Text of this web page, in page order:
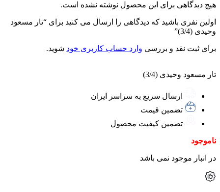
هیچ دیدگاهی برای این محصول نوشته نشده است.
اولین نفری باشید که دیدگاهی را ارسال می کنید برای “تار مسعود
وحیدی (3/4)”
برای ثبت نقد و بررسی وارد حساب کاربری خود شوید.
تار مسعود وحیدی (3/4)
ارسال سریع به سراسر ایران
تضمین قیمت
تضمین کیفیت محصول
ناموجود
در انبار موجود نمی باشد